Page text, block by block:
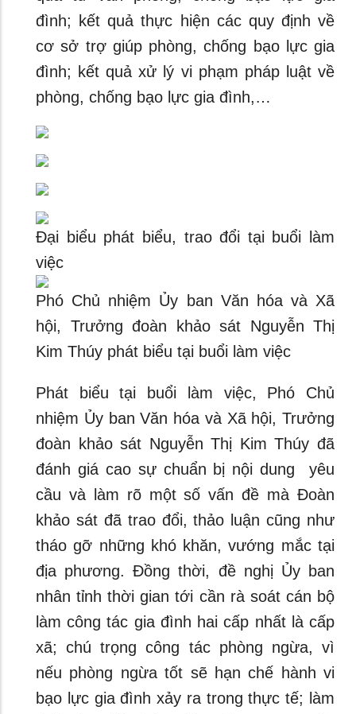
đình; kết quả thực hiện các quy định về
cơ sở trợ giúp phòng, chống bạo lực gia
đình; kết quả xử lý vi phạm pháp luật về
phòng, chống bạo lực gia đình,…
Đại biểu phát biểu, trao đổi tại buổi làm
việc
Phó Chủ nhiệm Ủy ban Văn hóa và Xã
hội, Trưởng đoàn khảo sát Nguyễn Thị
Kim Thúy phát biểu tại buổi làm việc
Phát biểu tại buổi làm việc, Phó Chủ
nhiệm Ủy ban Văn hóa và Xã hội, Trưởng
đoàn khảo sát Nguyễn Thị Kim Thúy đã
đánh giá cao sự chuẩn bị nội dung yêu
cầu và làm rõ một số vấn đề mà Đoàn
khảo sát đã trao đổi, thảo luận cũng như
tháo gỡ những khó khăn, vướng mắc tại
địa phương. Đồng thời, đề nghị Ủy ban
nhân tỉnh thời gian tới cần rà soát cán bộ
làm công tác gia đình hai cấp nhất là cấp
xã; chú trọng công tác phòng ngừa, vì
nếu phòng ngừa tốt sẽ hạn chế hành vi
bạo lực gia đình xảy ra trong thực tế; làm